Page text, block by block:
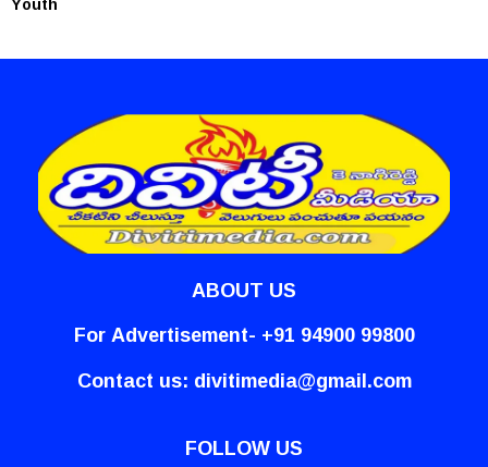
ABOUT US
For Advertisement- +91 94900 99800
Contact us: divitimedia@gmail.com
FOLLOW US